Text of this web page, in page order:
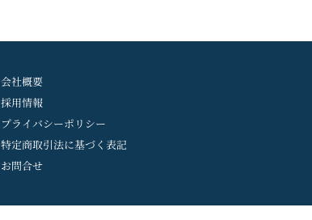
会社概要
採用情報
プライバシーポリシー
特定商取引法に基づく表記
お問合せ